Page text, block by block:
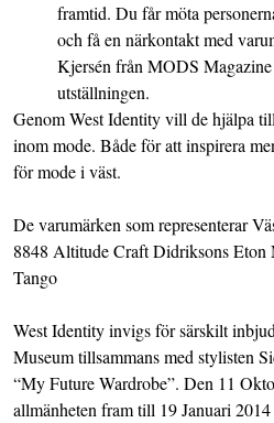
framtid. Du får möta
och få en närkontakt med
Kjersén från MODS
utställningen.
Genom West Identity vill de hjälpa
inom mode. Både för att inspirera
för mode i väst.
De varumärken som representerar
8848 Altitude Craft Didriksons
Tango
West Identity invigs för särskilt
Museum tillsammans med stylisten
“My Future Wardrobe”. Den 11
allmänheten fram till 19 Januari